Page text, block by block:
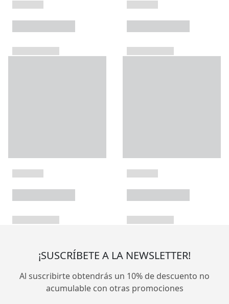
¡SUSCRÍBETE A LA NEWSLETTER!
Al suscribirte obtendrás un 10% de descuento no
acumulable con otras promociones